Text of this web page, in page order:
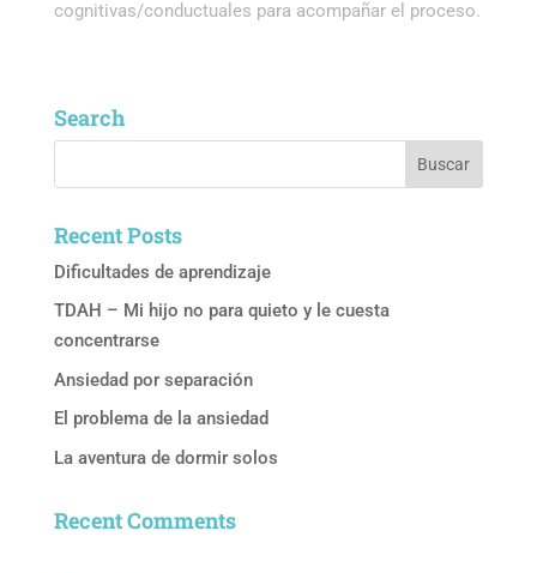
cognitivas/conductuales para acompañar el proceso.
Search
Recent Posts
Dificultades de aprendizaje
TDAH – Mi hijo no para quieto y le cuesta
concentrarse
Ansiedad por separación
El problema de la ansiedad
La aventura de dormir solos
Recent Comments